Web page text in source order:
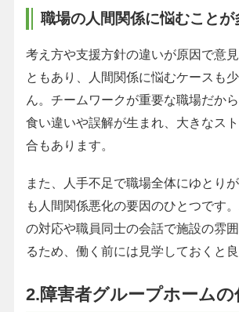
職場の人間関係に悩むことが
考え方や支援方針の違いが原因で意
ともあり、人間関係に悩むケースも
ん。チームワークが重要な職場だか
食い違いや誤解が生まれ、大きなス
合もあります。
また、人手不足で職場全体にゆとり
も人間関係悪化の要因のひとつです
の対応や職員同士の会話で施設の雰
るため、働く前には見学しておくと良
2.障害者グループホームの